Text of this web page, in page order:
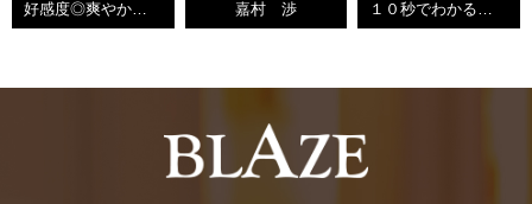
好感度◎爽やかアップバング 嘉村 渉 １０秒でわかる！？最新アイロン解説